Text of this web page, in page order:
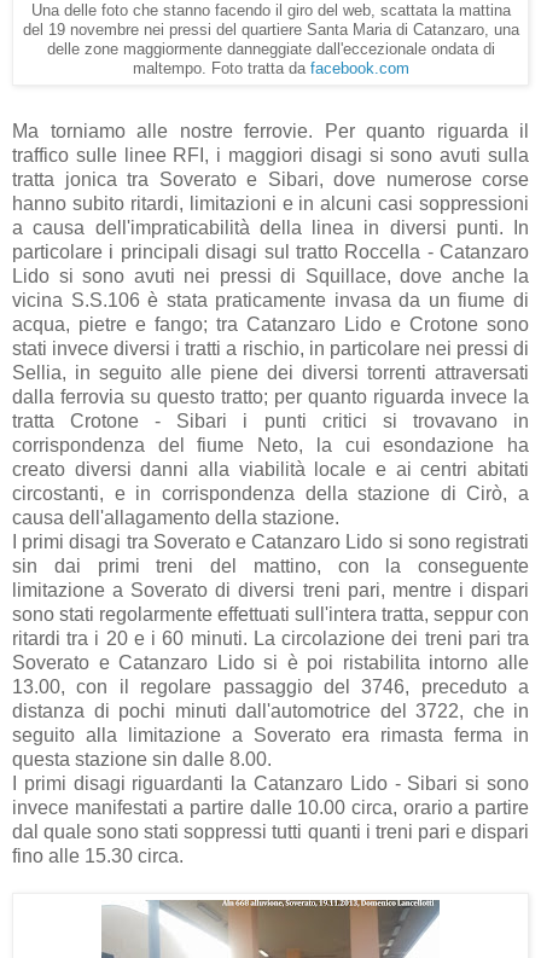
Una delle foto che stanno facendo il giro del web, scattata la mattina
del 19 novembre nei pressi del quartiere Santa Maria di Catanzaro, una
delle zone maggiormente danneggiate dall'eccezionale ondata di
maltempo. Foto tratta da facebook.com
Ma torniamo alle nostre ferrovie. Per quanto riguarda il
traffico sulle linee RFI, i maggiori disagi si sono avuti sulla
tratta jonica tra Soverato e Sibari, dove numerose corse
hanno subito ritardi, limitazioni e in alcuni casi soppressioni
a causa dell'impraticabilità della linea in diversi punti. In
particolare i principali disagi sul tratto Roccella - Catanzaro
Lido si sono avuti nei pressi di Squillace, dove anche la
vicina S.S.106 è stata praticamente invasa da un fiume di
acqua, pietre e fango; tra Catanzaro Lido e Crotone sono
stati invece diversi i tratti a rischio, in particolare nei pressi di
Sellia, in seguito alle piene dei diversi torrenti attraversati
dalla ferrovia su questo tratto; per quanto riguarda invece la
tratta Crotone - Sibari i punti critici si trovavano in
corrispondenza del fiume Neto, la cui esondazione ha
creato diversi danni alla viabilità locale e ai centri abitati
circostanti, e in corrispondenza della stazione di Cirò, a
causa dell'allagamento della stazione.
I primi disagi tra Soverato e Catanzaro Lido si sono registrati
sin dai primi treni del mattino, con la conseguente
limitazione a Soverato di diversi treni pari, mentre i dispari
sono stati regolarmente effettuati sull'intera tratta, seppur con
ritardi tra i 20 e i 60 minuti. La circolazione dei treni pari tra
Soverato e Catanzaro Lido si è poi ristabilita intorno alle
13.00, con il regolare passaggio del 3746, preceduto a
distanza di pochi minuti dall'automotrice del 3722, che in
seguito alla limitazione a Soverato era rimasta ferma in
questa stazione sin dalle 8.00.
I primi disagi riguardanti la Catanzaro Lido - Sibari si sono
invece manifestati a partire dalle 10.00 circa, orario a partire
dal quale sono stati soppressi tutti quanti i treni pari e dispari
fino alle 15.30 circa.